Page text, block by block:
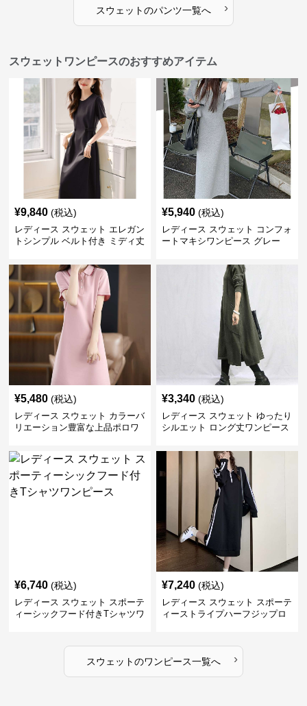
スウェットのパンツ一覧へ ›
スウェットワンピースのおすすめアイテム
¥9,840 (税込)
レディース スウェット エレガン
トシンプル ベルト付き ミディ丈
¥5,940 (税込)
レディース スウェット コンフォ
ートマキシワンピース グレー
¥5,480 (税込)
レディース スウェット カラーバ
リエーション豊富な上品ポロワ
¥3,340 (税込)
レディース スウェット ゆったり
シルエット ロング丈ワンピース
¥6,740 (税込)
レディース スウェット スポーテ
ィーシックフード付きTシャツワ
¥7,240 (税込)
レディース スウェット スポーテ
ィーストライプハーフジップロ
スウェットのワンピース一覧へ ›